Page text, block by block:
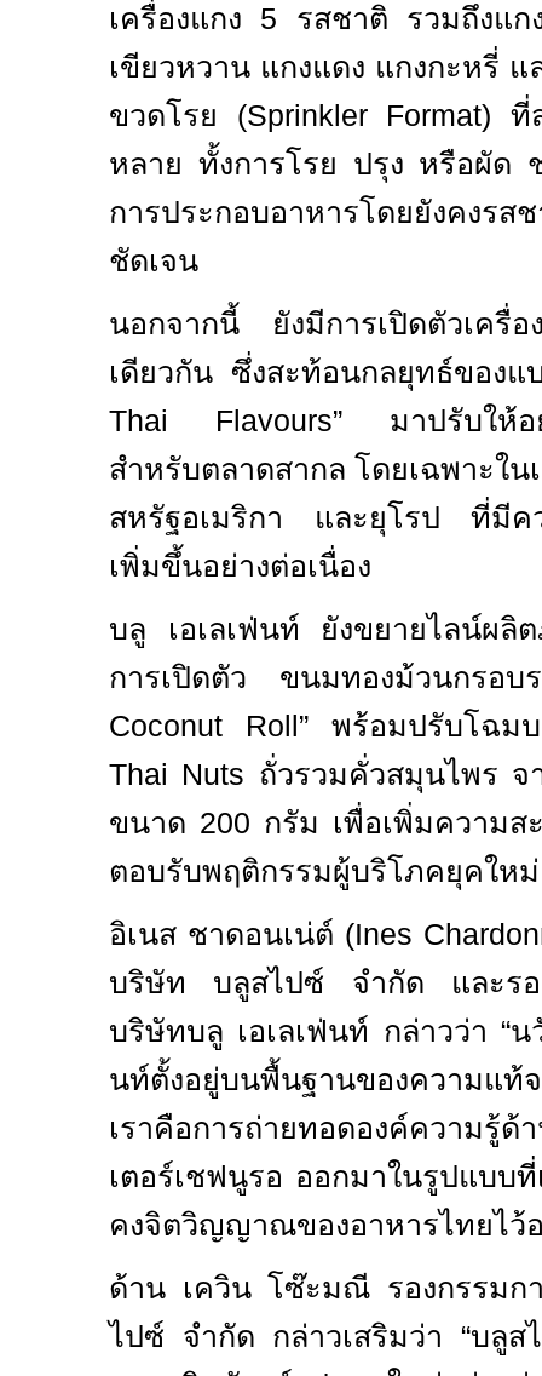
เครื่องแกง 5 รสชาติ รวมถึงแก
เขียวหวาน แกงแดง แกงกะหรี่
ขวดโรย (Sprinkler Format)ที่
หลาย ทั้งการโรย ปรุง หรือผัด
การประกอบอาหารโดยยังคงรส
ชัดเจน
นอกจากนี้ ยังมีการเปิดตัวเครื่อ
เดียวกัน ซึ่งสะท้อนกลยุทธ์ของแ
Thai Flavours” มาปรับให้อ
สำหรับตลาดสากล โดยเฉพาะใน
สหรัฐอเมริกา และยุโรป ที่มีค
เพิ่มขึ้นอย่างต่อเนื่อง
บลู เอเลเฟ่นท์ ยังขยายไลน์ผ
การเปิดตัว ขนมทองม้วนกรอบ
Coconut Roll” พร้อมปรับโฉม
Thai Nuts ถั่วรวมคั่วสมุนไพร จ
ขนาด 200 กรัม เพื่อเพิ่มความส
ตอบรับพฤติกรรมผู้บริโภคยุคใหม่
อิเนส ชาดอนเน่ต์ (Ines
บริษัท บลูสไปซ์ จำกัด และรอ
บริษัทบลู เอเลเฟ่นท์ กล่าวว่า “น
นท์ตั้งอยู่บนพื้นฐานของความแท้
เราคือการถ่ายทอดองค์ความรู้ด้
เตอร์เชฟนูรอ ออกมาในรูปแบบ
คงจิตวิญญาณของอาหารไทยไว้
ด้าน เควิน โซ๊ะมณี รองกรรมก
ไปซ์ จำกัด กล่าวเสริมว่า “บลูส